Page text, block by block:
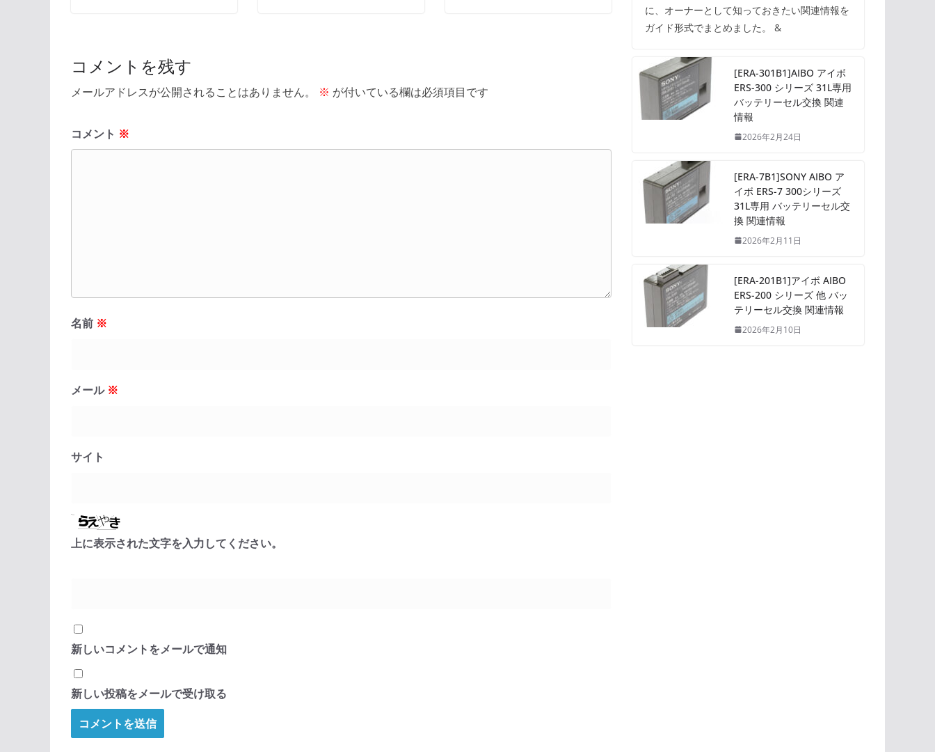
コメントを残す
メールアドレスが公開されることはありません。 ※ が付いている欄は必須項目です
コメント ※
名前 ※
メール ※
サイト
上に表示された文字を入力してください。
新しいコメントをメールで通知
新しい投稿をメールで受け取る
に、オーナーとして知っておきたい関連情報を
ガイド形式でまとめました。 &
[ERA-301B1]AIBO アイボ
ERS-300 シリーズ 31L専用
バッテリーセル交換 関連
情報
2026年2月24日
[ERA-7B1]SONY AIBO ア
イボ ERS-7 300シリーズ
31L専用 バッテリーセル交
換 関連情報
2026年2月11日
[ERA-201B1]アイボ AIBO
ERS-200 シリーズ 他 バッ
テリーセル交換 関連情報
2026年2月10日